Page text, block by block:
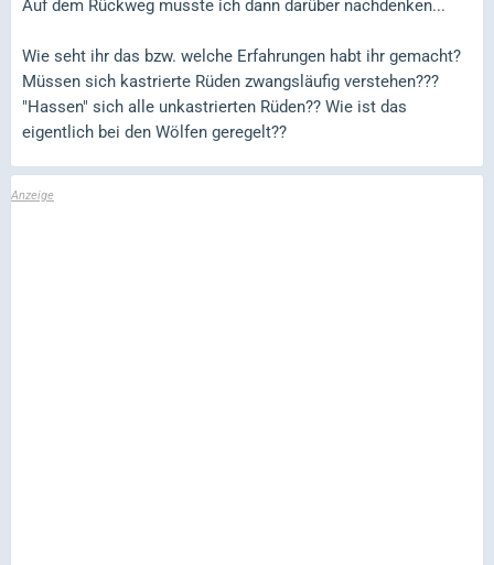
Auf dem Rückweg musste ich dann darüber nachdenken...
Wie seht ihr das bzw. welche Erfahrungen habt ihr gemacht?
Müssen sich kastrierte Rüden zwangsläufig verstehen???
"Hassen" sich alle unkastrierten Rüden?? Wie ist das
eigentlich bei den Wölfen geregelt??